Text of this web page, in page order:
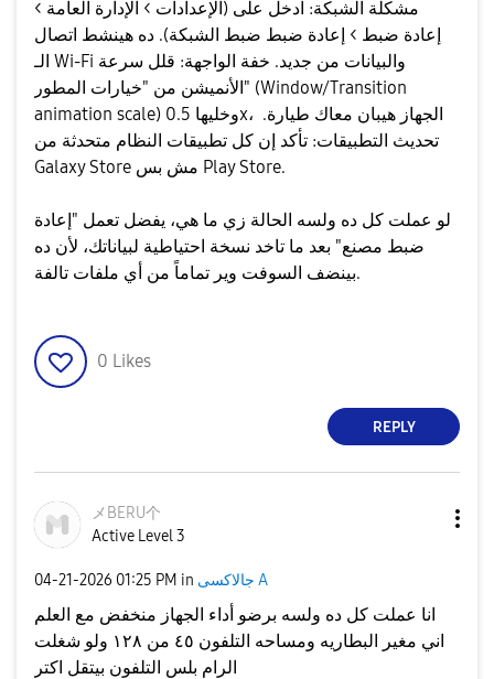
مشكلة الشبكة: ادخل على (الإعدادات > الإدارة العامة >
إعادة ضبط > إعادة ضبط ضبط الشبكة). ده هينشط اتصال
الـ Wi-Fi والبيانات من جديد. ​خفة الواجهة: قلل سرعة
الأنميشن من "خيارات المطور" (Window/Transition
animation scale) وخليها 0.5x، الجهاز هيبان معاك طيارة. ​
تحديث التطبيقات: تأكد إن كل تطبيقات النظام متحدثة من
Galaxy Store مش بس Play Store.
​لو عملت كل ده ولسه الحالة زي ما هي، يفضل تعمل "إعادة
ضبط مصنع" بعد ما تاخد نسخة احتياطية لبياناتك، لأن ده
بينضف السوفت وير تماماً من أي ملفات تالفة.
0 Likes
REPLY
メBERU个
Active Level 3
‎04-21-2026 01:25 PM in جالاكسى A
انا عملت كل ده ولسه برضو أداء الجهاز منخفض مع العلم
اني مغير البطاريه ومساحه التلفون ٤٥ من ١٢٨ ولو شغلت
الرام بلس التلفون بيتقل اكتر